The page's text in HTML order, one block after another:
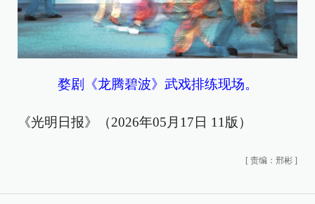
婺剧《龙腾碧波》武戏排练现场。
《光明日报》（2026年05月17日 11版）
[ 责编：邢彬 ]